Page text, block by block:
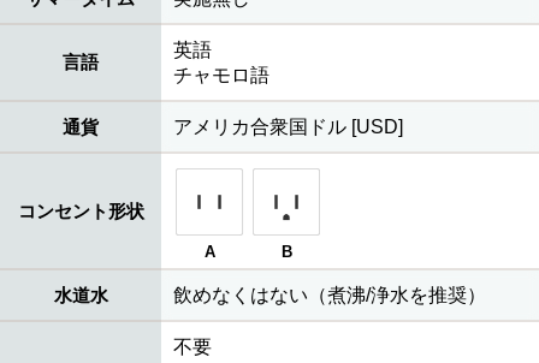
言語
英語
チャモロ語
通貨 アメリカ合衆国ドル [USD]
コンセント形状
A B
水道水 飲めなくはない（煮沸/浄水を推奨）
不要